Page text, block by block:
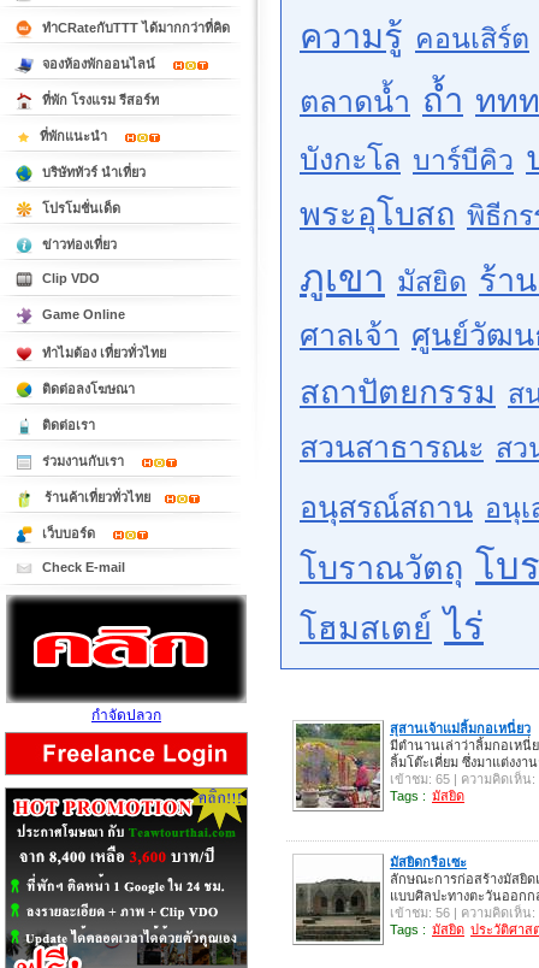
ความรู้ คอนเสิร์ต
ตลาดน้ำ ถ้ำ ทท
บังกะโล บาร์บีคิว
พระอุโบสถ พิธีกร
ภูเขา มัสยิด ร้า
ศาลเจ้า ศูนย์วัฒน
สถาปัตยกรรม ส
สวนสาธารณะ สว
อนุสรณ์สถาน อนุ
โบราณวัตถุ โบ
โฮมสเตย์ ไร่
สุสานเจ้าแม่ลิ้มกอเหนี่ยว
มีตำนานเล่าว่าลิ้มกอเหนี่
ลิ้มโต๊ะเคี่ยม ซึ่งมาแต่งงา
เข้าชม: 65 | ความคิดเห็น:
Tags : มัสยิด
มัสยิดกรือเซะ
ลักษณะการก่อสร้างมัสยิ
แบบศิลปะทางตะวันออกก
เข้าชม: 56 | ความคิดเห็น:
Tags : มัสยิด ประวัติศาส
ทำCRateกับTTT ได้มากกว่าที่คิด
จองห้องพักออนไลน์
ที่พัก โรงแรม รีสอร์ท
ที่พักแนะนำ
บริษัททัวร์ นำเที่ยว
โปรโมชั่นเด็ด
ข่าวท่องเที่ยว
Clip VDO
Game Online
ทำไมต้อง เที่ยวทั่วไทย
ติดต่อลงโฆษณา
ติดต่อเรา
ร่วมงานกับเรา
ร้านค้าเที่ยวทั่วไทย
เว็บบอร์ด
Check E-mail
กำจัดปลวก